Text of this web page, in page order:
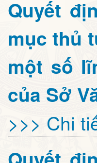
Quyết
mục thủ
một số
của Sở
>>> Chi